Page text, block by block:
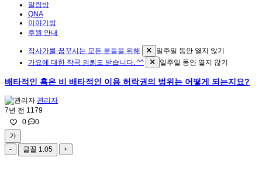
알림방
QNA
이야기방
후원 안내
작사가를 꿈꾸시는 모든 분들을 위해
일주일 동안 열지 않기
가요에 대한 작곡 의뢰도 받습니다. ^^
일주일 동안 열지 않기
배타적인 혹은 비 배타적인 이용 허락권의 범위는 어떻게 되는지요?
관리자
7년 전 1179
0
0
가
-
글꼴 1.05 +